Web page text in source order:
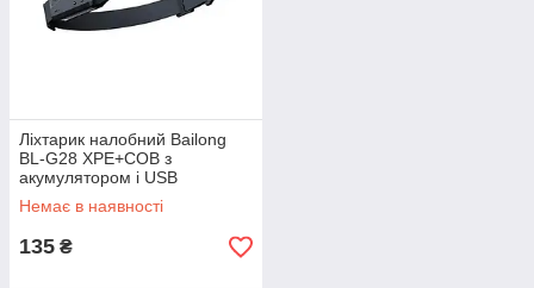
Ліхтарик налобний Bailong
BL-G28 XPE+COB з
акумулятором і USB
зарядкою
Немає в наявності
135 ₴